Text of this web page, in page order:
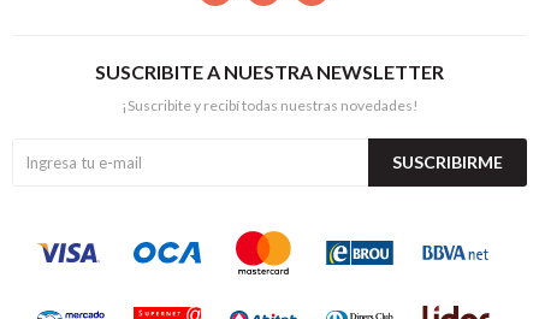
SUSCRIBITE A NUESTRA NEWSLETTER
¡Suscribite y recibí todas nuestras novedades!
SUSCRIBIRME